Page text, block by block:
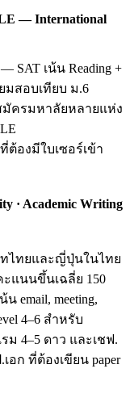
— International
SAT เน้น Reading +
ยมสอบเทียบ ม.6
สมัครมหาลัยหลายแห่ง
ที่ต้องมีใบเซอร์เข้า
· Academic Writing
ทไทยและญี่ปุ่นในไทย
แนนขึ้นเฉลี่ย 150
email, meeting,
4–6 สำหรับ
ม 4–5 ดาว และเชฟ.
อก ที่ต้องเขียน paper